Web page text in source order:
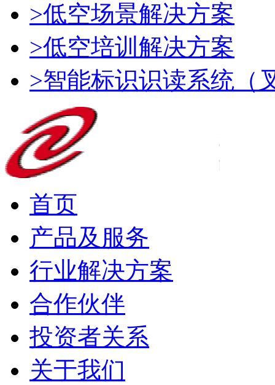
>低空场景解决方案
>低空培训解决方案
>智能标识识读系统（
首页
产品及服务
行业解决方案
合作伙伴
投资者关系
关于我们